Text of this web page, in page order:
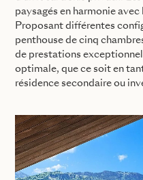
paysagés en harmonie
Proposant différentes
penthouse de cinq
de prestations
optimale, que ce soit en
résidence secondaire ou